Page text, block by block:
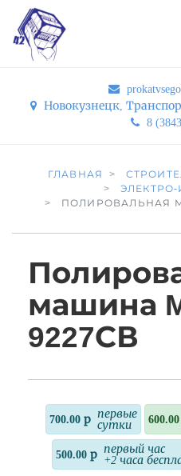
Новокузнецк,
8
ГЛАВНАЯ
ПОЛИРОВАЛЬНАЯ
машина
9227СВ
700.00 р первые
сутки
500.00 р первый час
+2 часа